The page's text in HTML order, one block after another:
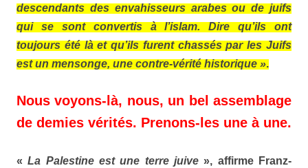
descendants des envahisseurs arabes ou de juifs
qui se sont convertis à l’islam. Dire qu’ils ont
toujours été là et qu’ils furent chassés par les Juifs
est un mensonge, une contre-vérité historique ».
Nous voyons-là, nous, un bel assemblage
de demies vérités. Prenons-les une à une.
«La Palestine est une terre juive », affirme Franz-